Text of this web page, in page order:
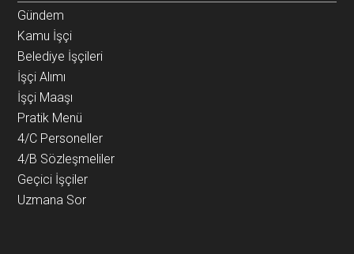
Gündem
Kamu İşçi
Belediye İşçileri
İşçi Alımı
İşçi Maaşı
Pratik Menü
4/C Personeller
4/B Sözleşmeliler
Geçici İşçiler
Uzmana Sor